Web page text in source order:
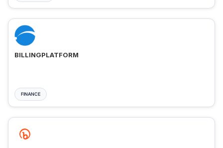
BILLINGPLATFORM
FINANCE